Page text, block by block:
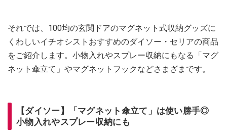
それでは、100均の玄関ドアのマグネット式収納グッズに
くわしいイチオシストおすすめのダイソー・セリアの商品
をご紹介します。小物入れやスプレー収納にもなる「マグ
ネット傘立て」やマグネットフックなどさまざまです。
【ダイソー】「マグネット傘立て」は使い勝手◎
小物入れやスプレー収納にも